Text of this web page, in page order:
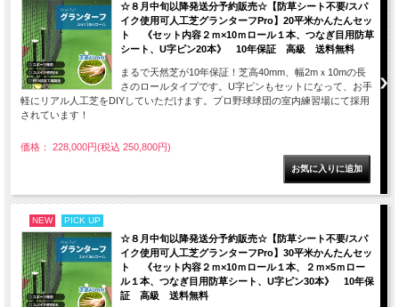
☆８月中旬以降発送分予約販売☆【防草シート不要/スパ
イク使用可人工芝グランターフPro】20平米かんたんセッ
ト 《セット内容２ｍ×10ｍロール１本、つなぎ目用防草
シート、U字ピン20本》 10年保証 高級 送料無料
まるで天然芝が10年保証！芝高40mm、幅2mｘ10mの長
さのロールタイプです。U字ピンもセットになって、お手
軽にリアル人工芝をDIYしていただけます。プロ野球球団の室内練習場にて採用
されています！
価格： 228,000円(税込 250,800円)
NEW PICK UP
☆８月中旬以降発送分予約販売☆【防草シート不要/スパ
イク使用可人工芝グランターフPro】30平米かんたんセッ
ト 《セット内容２ｍ×10ｍロール１本、２ｍ×5ｍロー
ル１本、つなぎ目用防草シート、U字ピン30本》 10年保
証 高級 送料無料